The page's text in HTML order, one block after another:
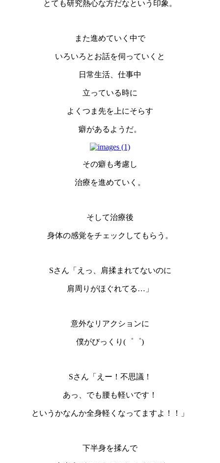
とても研究熱心な方だなという印象。
また進めていく中で
いろいろとお話を伺っていくと
日常生活、仕事中
立っている時に
よくつま先を上にそらす
癖があるようだ。
その癖も考慮し
治療を進めていく。
そして治療後
身体の感覚をチェックしてもらう。
Sさん「えっ、肩揉まれてないのに
肩周りがほぐれてる…」
意外なリアクションに
僕がびっくり(゜゜)
Sさん「えー！不思議！
あっ、でも腰も軽いです！
というかなんか全身軽くなってますよ！！」
下半身を揉んで